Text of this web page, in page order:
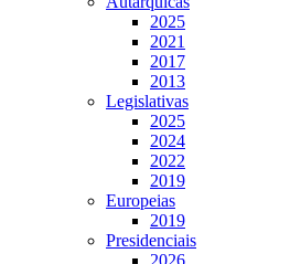
2025
2021
2017
2013
Legislativas
2025
2024
2022
2019
Europeias
2019
Presidenciais
2026